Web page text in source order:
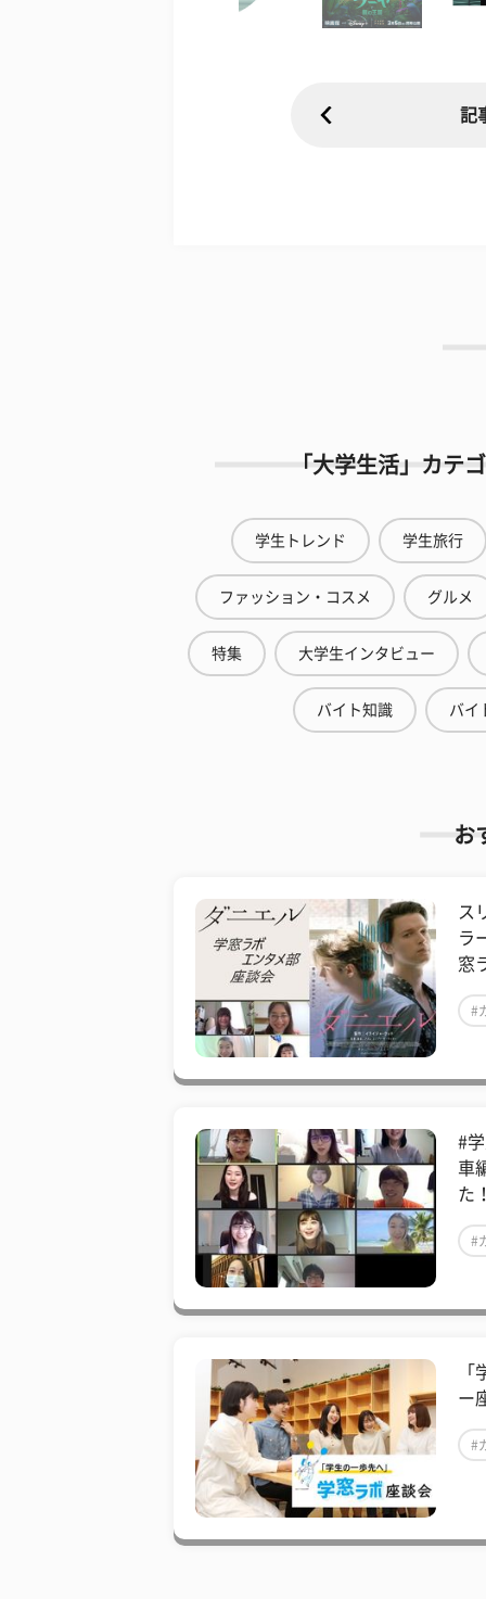
記
「大学生活」カテ
学生トレンド 学生旅行
ファッション・コスメ グルメ
特集 大学生インタビュー
バイト知識 バイ
お
ス
ラ
窓
#
#
車
た
#
「
ー
#